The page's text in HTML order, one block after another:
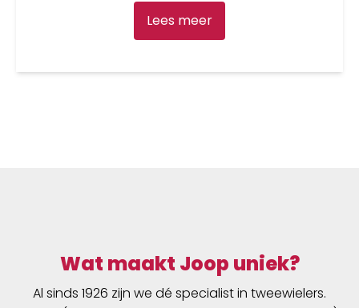
Lees meer
Wat maakt Joop uniek?
Al sinds 1926 zijn we dé specialist in tweewielers.